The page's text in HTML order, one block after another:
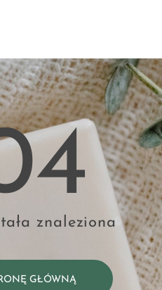
znaleziona
GŁÓWNĄ